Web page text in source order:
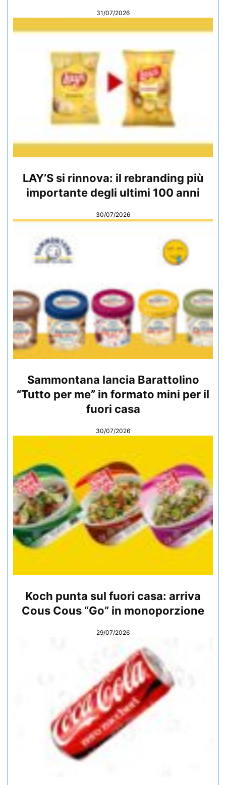
31/07/2026
LAY’S si rinnova: il rebranding più
importante degli ultimi 100 anni
30/07/2026
Sammontana lancia Barattolino
“Tutto per me” in formato mini per il
fuori casa
30/07/2026
Koch punta sul fuori casa: arriva
Cous Cous “Go” in monoporzione
29/07/2026